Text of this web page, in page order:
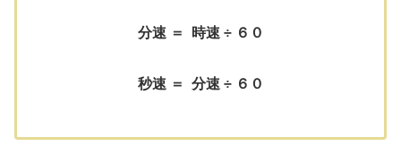
分速 ＝ 時速 ÷ ６０
秒速 ＝ 分速 ÷ ６０